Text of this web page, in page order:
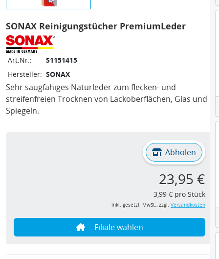
SONAX Reinigungstücher PremiumLeder
Art.Nr.:
S1151415
Hersteller: SONAX
Sehr saugfähiges Naturleder zum flecken- und
streifenfreien Trocknen von Lackoberflächen, Glas und
Spiegeln.
Abholen
23,95 €
3,99 € pro Stück
inkl. gesetzl. MwSt., zzgl. Versandkosten
Filiale wählen